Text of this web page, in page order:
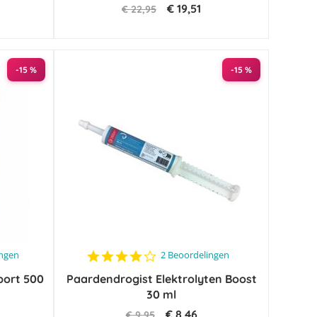
€ 22,95 € 19,51
-15 %
500
-15 %
4.0
rating
2 Beoordelingen
Paardendrogist Elektrolyten Boost
30 ml